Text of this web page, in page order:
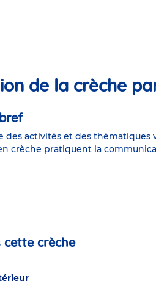
de la crèche
des activités et des
crèche pratiquent la
cette crèche